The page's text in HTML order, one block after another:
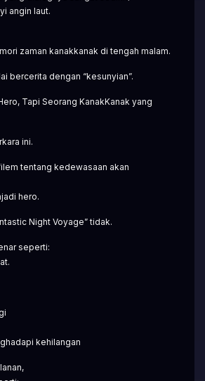
angin laut.
zaman kanakkanak di tengah malam.
bercerita dengan “kesunyian”.
Tapi Seorang KanakKanak yang
ini.
tentang kedewasaan akan
hero.
Night Voyage” tidak.
seperti:
kehilangan